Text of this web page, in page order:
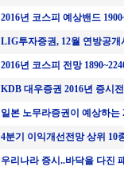
2016년 코스피 예상밴드
LIG투자증권, 12월 연방공
2016년 코스피 전망
KDB 대우증권 2016년 증시
일본 노무라증권이 예상하는
4분기 이익개선전망 상위 10
우리나라 증시..바닥을 다진